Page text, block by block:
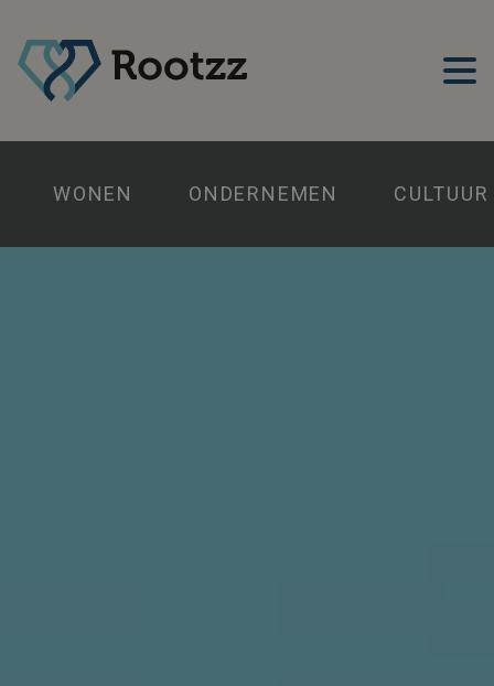
WONEN ONDERNEMEN CULTUUR